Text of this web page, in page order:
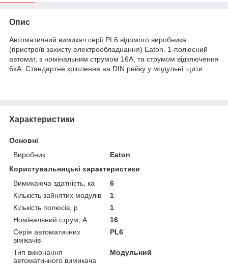
Опис
Автоматичний вимикач серії PL6 відомого виробника
(пристроїв захисту електрообладнання) Eaton. 1-полюсний
автомат, з номінальним струмом 16A, та струмом відключення
6kA. Стандартне кріплення на DIN рейку у модульні щити.
Характеристики
Основні
Виробник
Eaton
Користувальницькі характеристики
Вимикаюча здатність, ка
6
Кількість зайнятих модулів
1
Кількість полюсів, p
1
Номінальний струм, A
16
Серія автоматичних
вімікачів
PL6
Тип виконання
автоматичного вимикача
Модульний